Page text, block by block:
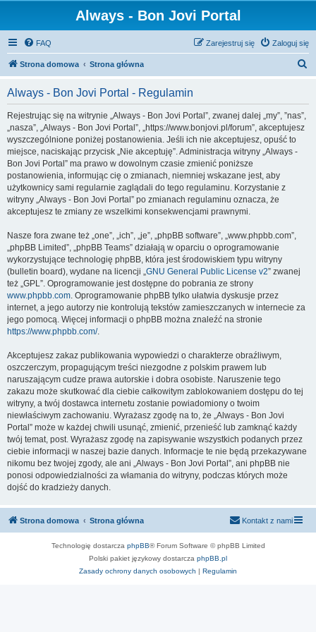
Always - Bon Jovi Portal
FAQ Zaloguj się
Zarejestruj się
Strona domowa Strona główna
Always - Bon Jovi Portal - Regulamin
Rejestrując się na witrynie „Always - Bon Jovi Portal”, zwanej dalej „my”, ”nas”,
„nasza”, „Always - Bon Jovi Portal”, „https://www.bonjovi.pl/forum”, akceptujesz
wyszczególnione poniżej postanowienia. Jeśli ich nie akceptujesz, opuść to
miejsce, naciskając przycisk „Nie akceptuję”. Administracja witryny „Always -
Bon Jovi Portal” ma prawo w dowolnym czasie zmienić poniższe
postanowienia, informując cię o zmianach, niemniej wskazane jest, aby
użytkownicy sami regularnie zaglądali do tego regulaminu. Korzystanie z
witryny „Always - Bon Jovi Portal” po zmianach regulaminu oznacza, że
akceptujesz te zmiany ze wszelkimi konsekwencjami prawnymi.
Nasze fora zwane też „one”, „ich”, „je”, „phpBB software”, „www.phpbb.com”,
„phpBB Limited”, „phpBB Teams” działają w oparciu o oprogramowanie
wykorzystujące technologię phpBB, która jest środowiskiem typu witryny
(bulletin board), wydane na licencji „GNU General Public License v2” zwanej
też „GPL”. Oprogramowanie jest dostępne do pobrania ze strony
www.phpbb.com. Oprogramowanie phpBB tylko ułatwia dyskusje przez
internet, a jego autorzy nie kontrolują tekstów zamieszczanych w internecie za
jego pomocą. Więcej informacji o phpBB można znaleźć na stronie
https://www.phpbb.com/.
Akceptujesz zakaz publikowania wypowiedzi o charakterze obraźliwym,
oszczerczym, propagującym treści niezgodne z polskim prawem lub
naruszającym cudze prawa autorskie i dobra osobiste. Naruszenie tego
zakazu może skutkować dla ciebie całkowitym zablokowaniem dostępu do tej
witryny, a twój dostawca internetu zostanie powiadomiony o twoim
niewłaściwym zachowaniu. Wyrażasz zgodę na to, że „Always - Bon Jovi
Portal” może w każdej chwili usunąć, zmienić, przenieść lub zamknąć każdy
twój temat, post. Wyrażasz zgodę na zapisywanie wszystkich podanych przez
ciebie informacji w naszej bazie danych. Informacje te nie będą przekazywane
nikomu bez twojej zgody, ale ani „Always - Bon Jovi Portal”, ani phpBB nie
ponosi odpowiedzialności za włamania do witryny, podczas których może
dojść do kradzieży danych.
Strona domowa Strona główna Kontakt z nami
Technologię dostarcza phpBB® Forum Software © phpBB Limited
Polski pakiet językowy dostarcza phpBB.pl
Zasady ochrony danych osobowych | Regulamin